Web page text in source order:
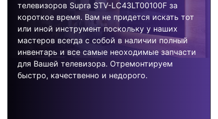
телевизоров Supra STV-LC43LT00100F за
короткое время. Вам не придется искать тот
или иной инструмент поскольку у наших
мастеров всегда с собой в наличии полный
инвентарь и все самые неоходимые запчасти
для Вашей телевизора. Отремонтируем
быстро, качественно и недорого.